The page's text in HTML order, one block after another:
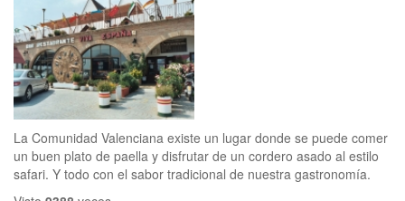
La Comunidad Valenciana existe un lugar donde se puede comer
un buen plato de paella y disfrutar de un cordero asado al estilo
safari. Y todo con el sabor tradicional de nuestra gastronomía.